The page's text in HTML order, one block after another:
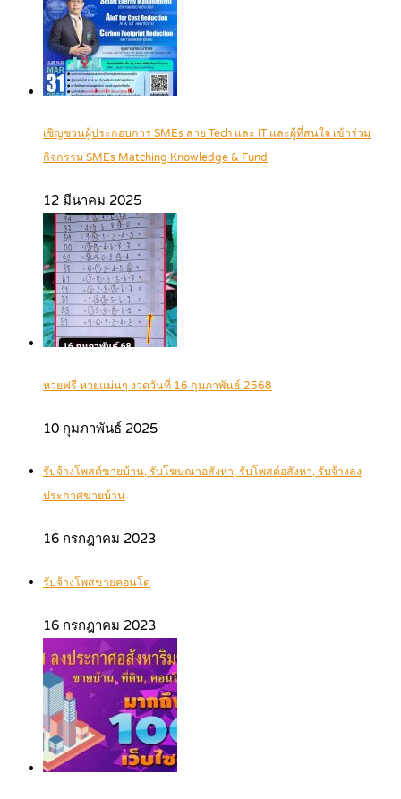
เชิญชวนผู้ประกอบการ SMEs สาย Tech และ IT และผู้ที่สนใจ เข้าร่วม
กิจกรรม SMEs Matching Knowledge & Fund
12 มีนาคม 2025
หวยฟรี หวยแม่นๆ งวดวันที่ 16 กุมภาพันธ์ 2568
10 กุมภาพันธ์ 2025
รับจ้างโพสต์ขายบ้าน, รับโฆษณาอสังหา, รับโพสต์อสังหา, รับจ้างลง
ประกาศขายบ้าน
16 กรกฎาคม 2023
รับจ้างโพสขายคอนโด
16 กรกฎาคม 2023